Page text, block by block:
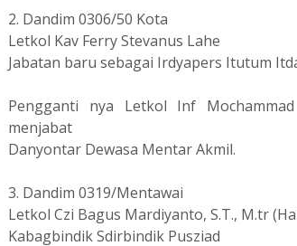
2. Dandim 0306/50 Kota
Letkol Kav Ferry Stevanus Lahe
Jabatan baru sebagai Irdyapers Itutum
Pengganti nya Letkol Inf
menjabat
Danyontar Dewasa Mentar Akmil.
3. Dandim 0319/Mentawai
Letkol Czi Bagus Mardiyanto, S.T., M.tr
Kabagbindik Sdirbindik Pusziad